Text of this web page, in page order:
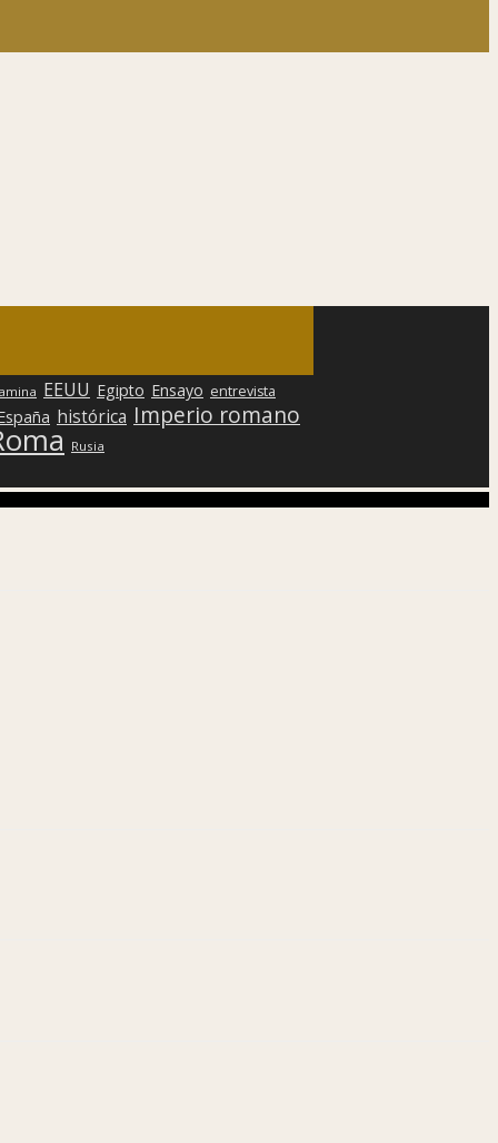
EEUU Egipto Ensayo entrevista
histórica Imperio romano
Rusia